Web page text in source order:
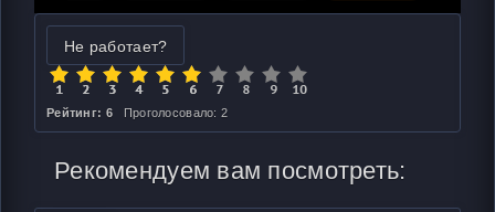
Не работает?
Рейтинг: 6 Проголосовало: 2
Рекомендуем вам посмотреть: